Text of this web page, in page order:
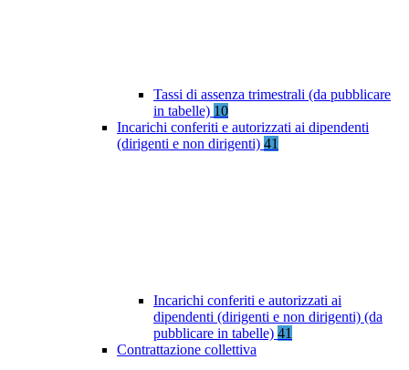
Tassi di assenza trimestrali (da pubblicare
in tabelle) 10
Incarichi conferiti e autorizzati ai dipendenti
(dirigenti e non dirigenti) 41
Incarichi conferiti e autorizzati ai
dipendenti (dirigenti e non dirigenti) (da
pubblicare in tabelle) 41
Contrattazione collettiva